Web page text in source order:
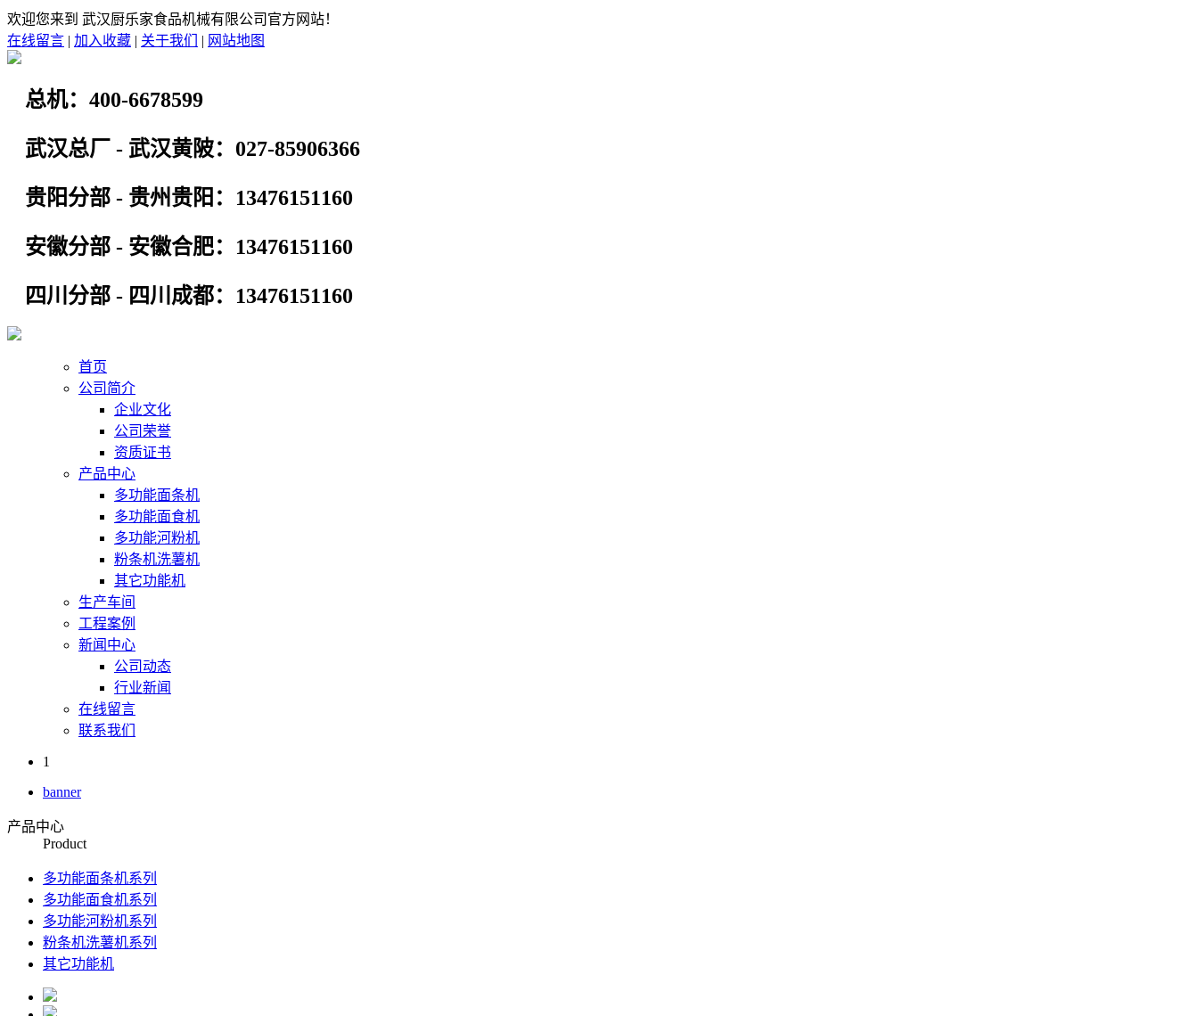
欢迎您来到 武汉厨乐家食品机械有限公司官方网站！
在线留言 | 加入收藏 | 关于我们 | 网站地图
总机：400-6678599
武汉总厂 - 武汉黄陂：027-85906366
贵阳分部 - 贵州贵阳：13476151160
安徽分部 - 安徽合肥：13476151160
四川分部 - 四川成都：13476151160
首页
公司简介
企业文化
公司荣誉
资质证书
产品中心
多功能面条机
多功能面食机
多功能河粉机
粉条机洗薯机
其它功能机
生产车间
工程案例
新闻中心
公司动态
行业新闻
在线留言
联系我们
1
banner
产品中心
Product
多功能面条机系列
多功能面食机系列
多功能河粉机系列
粉条机洗薯机系列
其它功能机